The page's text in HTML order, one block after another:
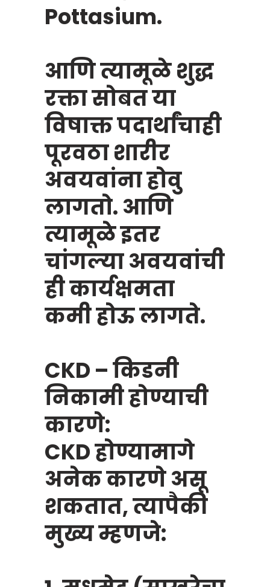
Pottasium.
आणि त्यामूळे शुद्ध
रक्ता सोबत या
विषाक्त पदार्थांचाही
पूरवठा शारीर
अवयवांना होवु
लागतो. आणि
त्यामूळे इतर
चांगल्या अवयवांची
ही कार्यक्षमता
कमी होऊ लागते.
CKD – किडनी
निकामी होण्याची
कारणे:
CKD होण्यामागे
अनेक कारणे असू
शकतात, त्यापैकी
मुख्य म्हणजे: